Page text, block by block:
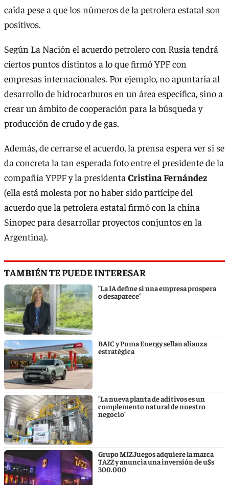
caída pese a que los números de la petrolera estatal son
positivos.
Según La Nación el acuerdo petrolero con Rusia tendrá
ciertos puntos distintos a lo que firmó YPF con
empresas internacionales. Por ejemplo, no apuntaría al
desarrollo de hidrocarburos en un área específica, sino a
crear un ámbito de cooperación para la búsqueda y
producción de crudo y de gas.
Además, de cerrarse el acuerdo, la prensa espera ver si se
da concreta la tan esperada foto entre el presidente de la
compañía YPPF y la presidenta Cristina Fernández
(ella está molesta por no haber sido partícipe del
acuerdo que la petrolera estatal firmó con la china
Sinopec para desarrollar proyectos conjuntos en la
Argentina).
TAMBIÉN TE PUEDE INTERESAR
"La IA define si una empresa prospera
o desaparece"
BAIC y Puma Energy sellan alianza
estratégica
"La nueva planta de aditivos es un
complemento natural de nuestro
negocio"
Grupo MIZ Juegos adquiere la marca
TAZZ y anuncia una inversión de u$s
300.000